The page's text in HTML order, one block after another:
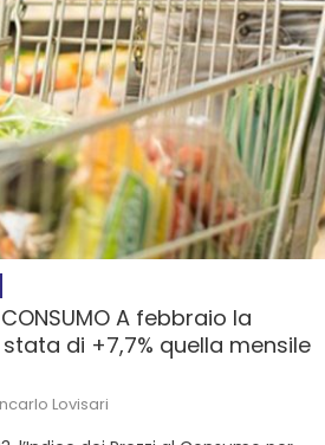
CONSUMO A febbraio la
di +7,7% quella mensile
Lovisari